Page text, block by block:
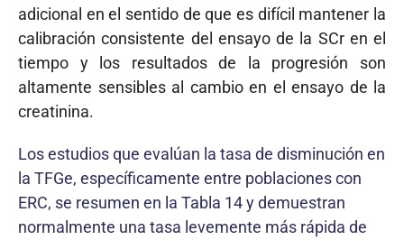
adicional en el sentido de que es difícil mantener la
calibración consistente del ensayo de la SCr en el
tiempo y los resultados de la progresión son
altamente sensibles al cambio en el ensayo de la
creatinina.
Los estudios que evalúan la tasa de disminución en
la TFGe, específicamente entre poblaciones con
ERC, se resumen en la Tabla 14 y demuestran
normalmente una tasa levemente más rápida de